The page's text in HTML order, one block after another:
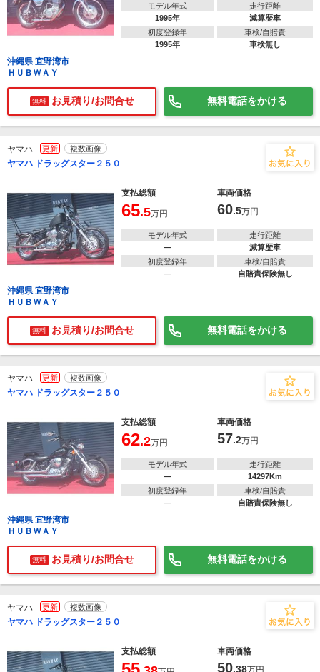
モデル年式
1995年
走行距離
減算歴車
初度登録年
1995年
車検/自賠責
車検無し
沖縄県 宜野湾市
ＨＵＢＷＡＹ
無料 お見積り/お問合せ 無料電話をかける
ヤマハ 更新 複数画像
ヤマハ ドラッグスター２５０
支払総額 車両価格
65.5万円 60.5万円
モデル年式
―
走行距離
減算歴車
初度登録年
―
車検/自賠責
自賠責保険無し
沖縄県 宜野湾市
ＨＵＢＷＡＹ
無料 お見積り/お問合せ 無料電話をかける
ヤマハ 更新 複数画像
ヤマハ ドラッグスター２５０
支払総額 車両価格
62.2万円 57.2万円
モデル年式
―
走行距離
14297Km
初度登録年
―
車検/自賠責
自賠責保険無し
沖縄県 宜野湾市
ＨＵＢＷＡＹ
無料 お見積り/お問合せ 無料電話をかける
ヤマハ 更新 複数画像
ヤマハ ドラッグスター２５０
支払総額 車両価格
50.38万円